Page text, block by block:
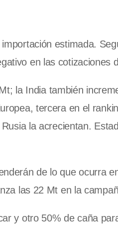
estimada.
en las cotizaciones
la India también
tercera en el
la acrecientan.
de lo que ocurra
las 22 Mt en la
y otro 50% de caña